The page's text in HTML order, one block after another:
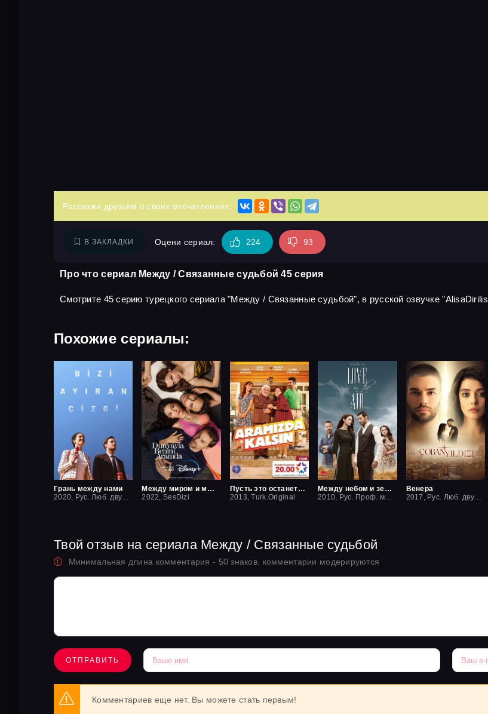
Расскажи друзьям о своих впечатлениях:
В ЗАКЛАДКИ Оцени сериал: 224 93
Про что сериал Между / Связанные судьбой 45 серия
Смотрите 45 серию турецкого сериала "Между / Связанные судьбой", в русской озвучке
Похожие сериалы:
Грань между нами
Между миром и мной
2022, SesDizi
Пусть это останется между нами
2013, Turk.Original
Между небом и землей / Небесная любовь
Венера
2017, Рус. Люб. двухголосый
Твой отзыв на сериала Между / Связанные судьбой
Минимальная длина комментария - 50 знаков. комментарии модерируются
ОТПРАВИТЬ
Комментариев еще нет. Вы можете стать первым!